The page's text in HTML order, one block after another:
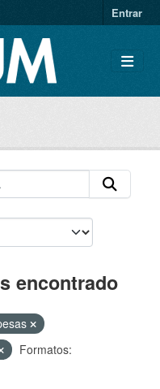
Entrar
encontrado
Formatos: